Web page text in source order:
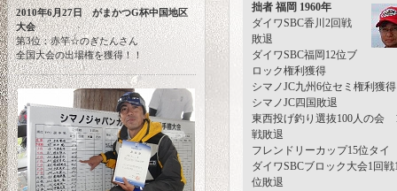
拙者 福岡 1960年
ダイワSBC香川2回戦
敗退
ダイワSBC福岡12位ブ
ロック権利獲得
シマノJC九州6位セミ権利獲得
シマノJC四国敗退
東西投げ釣り選抜100人の会
戦敗退
フレンドリーカップ15位タイ
ダイワSBCブロック大会1回戦
位敗退
2010年6月27日 がまかつG杯中国地区
大会
第3位：赤竿☆のぎたんさん
全国大会の出場権を獲得！！